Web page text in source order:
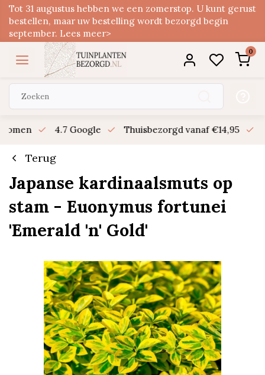
Tot 31 augustus hebben we een zomerstop. U kunt gerust
bestellen, maar uw bestelling wordt bezorgd begin
september. Lees meer>
0
4.7 Google Thuisbezorgd vanaf €14,95
Terug
Japanse kardinaalsmuts op
stam - Euonymus fortunei
'Emerald 'n' Gold'